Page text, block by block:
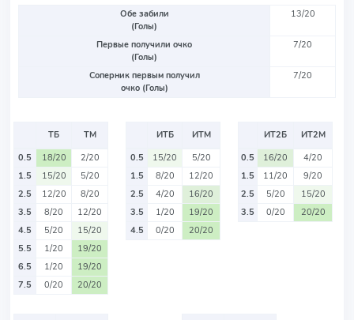
Обе забили
(Голы)
13/20
Первые получили очко
(Голы)
7/20
Соперник первым получил
очко (Голы)
7/20
ТБ
ТМ
0.5
18/20
2/20
1.5
15/20
5/20
2.5
12/20
8/20
3.5
8/20
12/20
4.5
5/20
15/20
5.5
1/20
19/20
6.5
1/20
19/20
7.5
0/20 20/20
ИТБ
ИТМ
0.5
15/20
5/20
1.5
8/20
12/20
2.5
4/20
16/20
3.5
1/20
19/20
4.5
0/20 20/20
ИТ2Б
ИТ2М
0.5
16/20
4/20
1.5
11/20
9/20
2.5
5/20
15/20
3.5
0/20 20/20